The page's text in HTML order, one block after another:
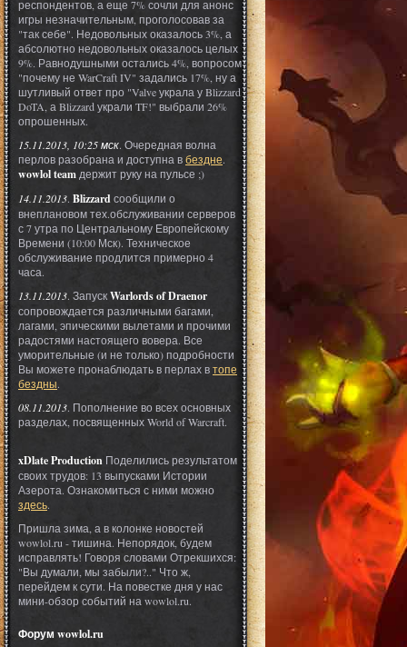
респондентов, а еще 7% сочли для анонс
игры незначительным, проголосовав за
"так себе". Недовольных оказалось 3%, а
абсолютно недовольных оказалось целых
9%. Равнодушными остались 4%, вопросом
"почему не WarCraft IV" задались 17%, ну а
шутливый ответ про "Valve украла у Blizzard
DoTA, а Blizzard украли TF!" выбрали 26%
опрошенных.
15.11.2013, 10:25 мск. Очередная волна
перлов разобрана и доступна вбездне.
wowlol team держит руку на пульсе ;)
14.11.2013. Blizzardсообщили о
внеплановом тех.обслуживании серверов
с 7 утра по Центральному Европейскому
Времени (10:00 Мск). Техническое
обслуживание продлится примерно 4
часа.
13.11.2013. ЗапускWarlords of Draenor
сопровождается различными багами,
лагами, эпическими вылетами и прочими
радостями настоящего вовера. Все
уморительные (и не только) подробности
Вы можете пронаблюдать в перлах втопе
бездны.
08.11.2013. Пополнение во всех основных
разделах, посвященных World of Warcraft.
xDlate Production Поделились результатом
своих трудов: 13 выпусками Истории
Азерота. Ознакомиться с ними можно
здесь.
Пришла зима, а в колонке новостей
wowlol.ru - тишина. Непорядок, будем
исправлять! Говоря словами Отрекшихся:
"Вы думали, мы забыли?.." Что ж,
перейдем к сути. На повестке дня у нас
мини-обзор событий на wowlol.ru.
Форум wowlol.ru